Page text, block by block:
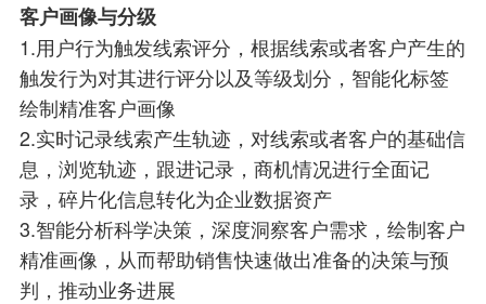
客户画像与分级
1.用户行为触发线索评分，根据线索或者客户产生的
触发行为对其进行评分以及等级划分，智能化标签
绘制精准客户画像
2.实时记录线索产生轨迹，对线索或者客户的基础信
息，浏览轨迹，跟进记录，商机情况进行全面记
录，碎片化信息转化为企业数据资产
3.智能分析科学决策，深度洞察客户需求，绘制客户
精准画像，从而帮助销售快速做出准备的决策与预
判，推动业务进展